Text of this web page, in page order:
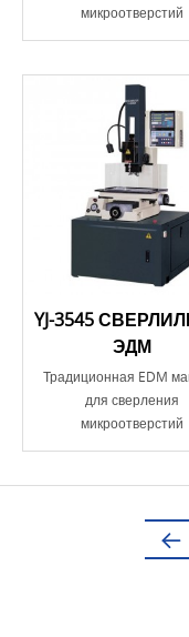
микроотверстий
YJ-3545
ЭДМ
Традиционная EDM
для сверления
микроотверстий